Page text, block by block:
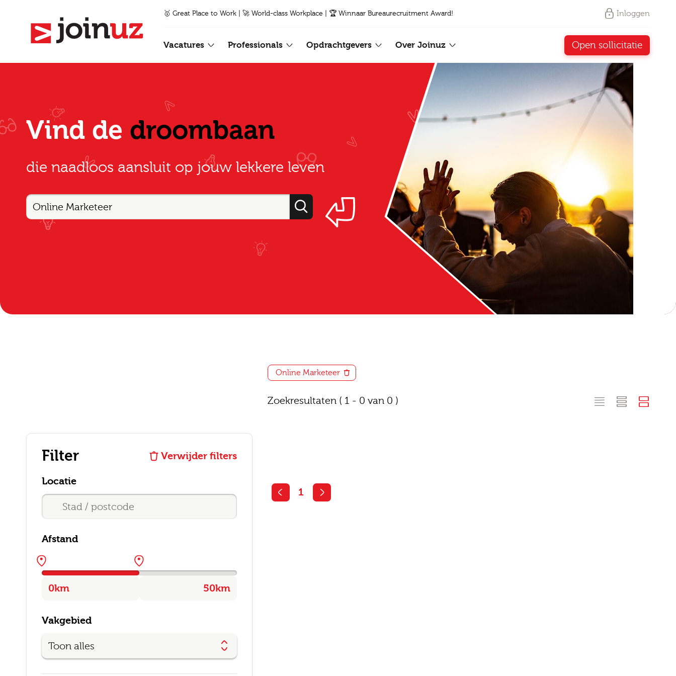
🥇 Great Place to Work | 🚀 World-class Workplace | 🏆 Winnaar Bureaurecruitment Award! Inloggen
Vacatures Professionals Opdrachtgevers Over Joinuz Open sollicitatie
Vind de droombaan
die naadloos aansluit op jouw lekkere leven
Online Marketeer
Zoekresultaten ( 1 - 0 van 0 )
Filter Verwijder filters
Locatie
Afstand
Vakgebied
Toon alles
1
E-mail